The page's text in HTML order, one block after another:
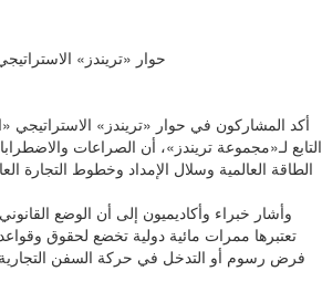
أكد المشاركون في حوار «تريندز»
التابع لـ«مجموعة تريندز»، أن الصراعات
الطاقة العالمية وسلال الإمداد وخطوط التجارة
وأشار خبراء وأكاديميون إلى أن الوضع
تعتبرها ممرات مائية دولية تخضع لحقوق
فرض رسوم أو التدخل في حركة السفن